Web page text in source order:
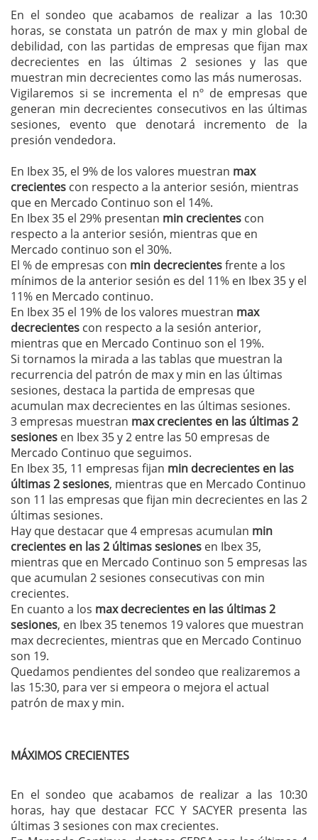
En el sondeo que acabamos de realizar a las 10:30
horas, se constata un patrón de max y min global de
debilidad, con las partidas de empresas que fijan max
decrecientes en las últimas 2 sesiones y las que
muestran min decrecientes como las más numerosas.
Vigilaremos si se incrementa el nº de empresas que
generan min decrecientes consecutivos en las últimas
sesiones, evento que denotará incremento de la
presión vendedora.
En Ibex 35, el 9% de los valores muestran max
crecientes con respecto a la anterior sesión, mientras
que en Mercado Continuo son el 14%.
En Ibex 35 el 29% presentan min crecientes con
respecto a la anterior sesión, mientras que en
Mercado continuo son el 30%.
El % de empresas con min decrecientesfrente a los
mínimos de la anterior sesión es del 11% en Ibex 35 y el
11% en Mercado continuo.
En Ibex 35 el 19% de los valores muestran max
decrecientes con respecto a la sesión anterior,
mientras que en Mercado Continuo son el 19%.
Si tornamos la mirada a las tablas que muestran la
recurrencia del patrón de max y min en las últimas
sesiones, destaca la partida de empresas que
acumulan max decrecientes en las últimas sesiones.
3 empresas muestran max crecientes en las últimas 2
sesiones en Ibex 35 y 2 entre las 50 empresas de
Mercado Continuo que seguimos.
En Ibex 35, 11 empresas fijan min decrecientes en las
últimas 2 sesiones, mientras que en Mercado Continuo
son 11 las empresas que fijan min decrecientes en las 2
últimas sesiones.
Hay que destacar que 4 empresas acumulan min
crecientes en las 2 últimas sesiones en Ibex 35,
mientras que en Mercado Continuo son 5 empresas las
que acumulan 2 sesiones consecutivas con min
crecientes.
En cuanto a los max decrecientes en las últimas 2
sesiones, en Ibex 35 tenemos 19 valores que muestran
max decrecientes, mientras que en Mercado Continuo
son 19.
Quedamos pendientes del sondeo que realizaremos a
las 15:30, para ver si empeora o mejora el actual
patrón de max y min.
MÁXIMOS CRECIENTES
En el sondeo que acabamos de realizar a las 10:30
horas, hay que destacar FCC Y SACYER presenta las
últimas 3 sesiones con max crecientes.